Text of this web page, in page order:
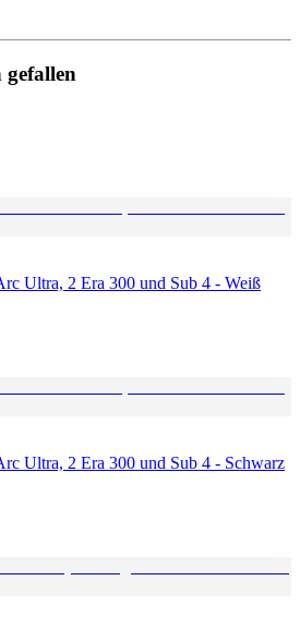
Ultra, 2 Era 300 und Sub 4 - Weiß
Ultra, 2 Era 300 und Sub 4 - Schwarz